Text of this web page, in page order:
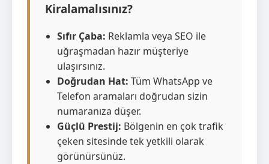
Kiralamalısınız?
Sıfır Çaba: Reklamla veya SEO ile
uğraşmadan hazır müşteriye
ulaşırsınız.
Doğrudan Hat: Tüm WhatsApp ve
Telefon aramaları doğrudan sizin
numaranıza düşer.
Güçlü Prestij: Bölgenin en çok trafik
çeken sitesinde tek yetkili olarak
görünürsünüz.